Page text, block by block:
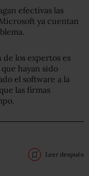
efectivas las
ya cuentan
de los expertos es
hayan sido
el software a la
las firmas
Leer después